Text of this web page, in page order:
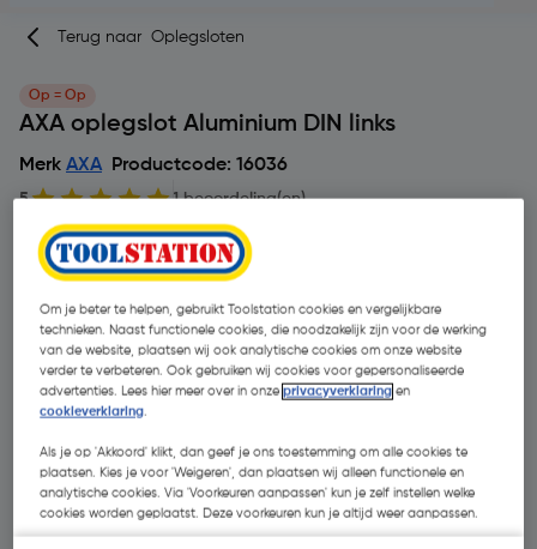
Terug naar Oplegsloten
Op = Op
AXA oplegslot Aluminium DIN links
Merk AXA Productcode: 16036
5 1 beoordeling(en)
- 30 %
Om je beter te helpen, gebruikt Toolstation cookies en vergelijkbare
technieken. Naast functionele cookies, die noodzakelijk zijn voor de werking
van de website, plaatsen wij ook analytische cookies om onze website
verder te verbeteren. Ook gebruiken wij cookies voor gepersonaliseerde
advertenties. Lees hier meer over in onzeprivacyverklaring en
cookieverklaring.
Als je op 'Akkoord' klikt, dan geef je ons toestemming om alle cookies te
plaatsen. Kies je voor 'Weigeren', dan plaatsen wij alleen functionele en
analytische cookies. Via 'Voorkeuren aanpassen' kun je zelf instellen welke
cookies worden geplaatst. Deze voorkeuren kun je altijd weer aanpassen.